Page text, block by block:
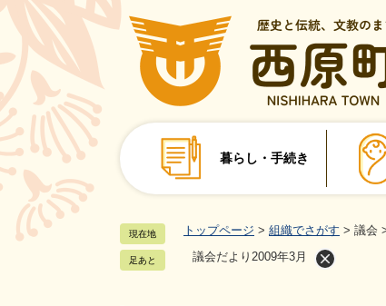
ペ
ジ
先
頭
で
。
暮らし・手続き
現在地 トップページ > 組織でさがす > 議会
足あと 議会だより2009年3月